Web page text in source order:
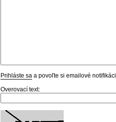
Prihláste sa a povoľte si emailové
Overovací text: